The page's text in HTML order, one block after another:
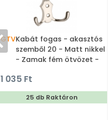
GTVKabát fogas - akasztós
szemből 20 - Matt nikkel 02
- Zamak fém ötvözet -
fogas
1 035 Ft
25 db Raktáron